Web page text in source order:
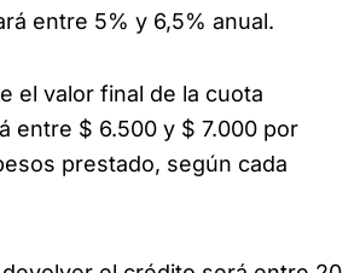
entre 5% y 6,5% anual.
el valor final de la cuota
entre $ 6.500 y $ 7.000 por
prestado, según cada